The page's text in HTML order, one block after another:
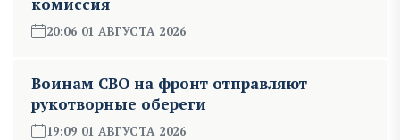
20:06 01 АВГУСТА 2026
Воинам СВО на фронт отправляют
рукотворные обереги
19:09 01 АВГУСТА 2026